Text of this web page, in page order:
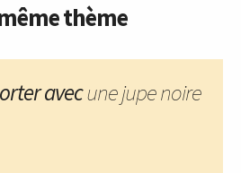
thème
avecune jupe noire